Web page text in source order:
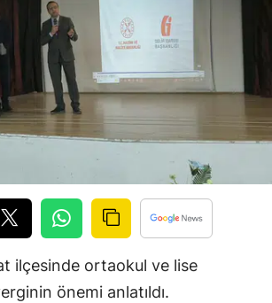
Çorum
Diyarbakır
Edirne
Elazığ
Erzincan
Eskişehir
ilçesinde ortaokul ve lise
önemi anlatıldı.